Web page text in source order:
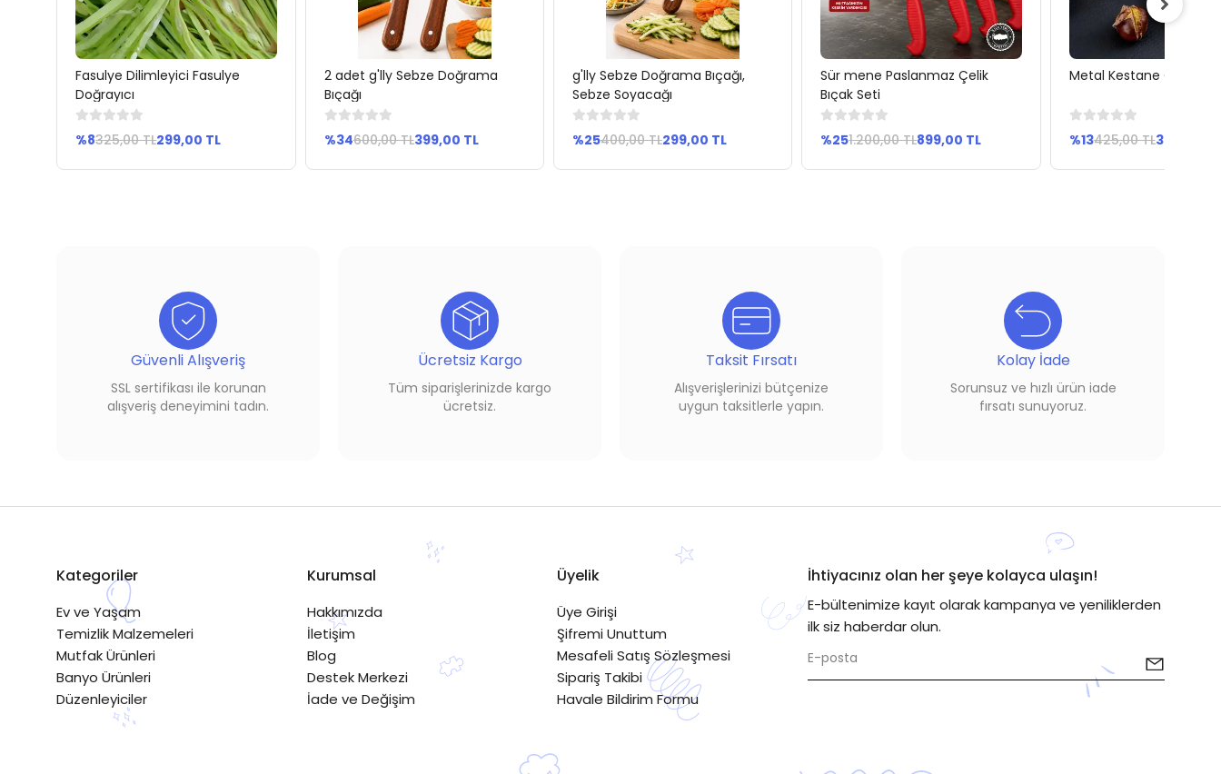
Sepete Ekle
Fasulye Dilimleyici Fasulye
Doğrayıcı
%8325,00 TL299,00 TL
Sepete Ekle
2 adet g'lly Sebze Doğrama
Bıçağı
%34600,00 TL399,00 TL
Sepete Ekle
g'lly Sebze Doğrama Bıçağı,
Sebze Soyacağı
%25400,00 TL299,00 TL
Sepete Ekle
Sür mene Paslanmaz Çelik
Bıçak Seti
%251.200,00 TL899,00 TL
Sepete Ekle
Metal Kestane Çizici
%13425,00 TL369,00 TL
Güvenli Alışveriş
SSL sertifikası ile korunan
alışveriş deneyimini tadın.
Ücretsiz Kargo
Tüm siparişlerinizde kargo
ücretsiz.
Taksit Fırsatı
Alışverişlerinizi bütçenize
uygun taksitlerle yapın.
Kolay İade
Sorunsuz ve hızlı ürün iade
fırsatı sunuyoruz.
Kategoriler
Ev ve Yaşam
Temizlik Malzemeleri
Mutfak Ürünleri
Banyo Ürünleri
Düzenleyiciler
Kurumsal
Hakkımızda
İletişim
Blog
Destek Merkezi
İade ve Değişim
Üyelik
Üye Girişi
Şifremi Unuttum
Mesafeli Satış Sözleşmesi
Sipariş Takibi
Havale Bildirim Formu
İhtiyacınız olan her şeye kolayca ulaşın!
E-bültenimize kayıt olarak kampanya ve yeniliklerden
ilk siz haberdar olun.